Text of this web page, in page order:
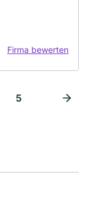
Firma bewerten
5